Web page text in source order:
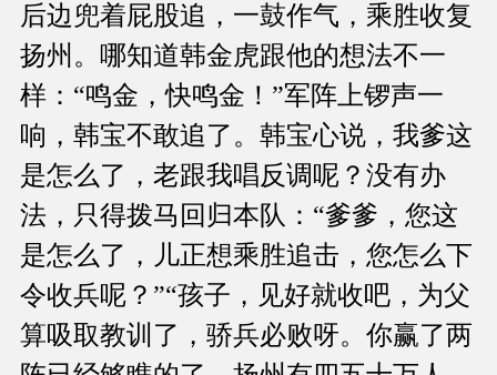
后边兜着屁股追，一鼓作气，乘胜收复
扬州。哪知道韩金虎跟他的想法不一
样：“鸣金，快鸣金！”军阵上锣声一
响，韩宝不敢追了。韩宝心说，我爹这
是怎么了，老跟我唱反调呢？没有办
法，只得拨马回归本队：“爹爹，您这
是怎么了，儿正想乘胜追击，您怎么下
令收兵呢？”“孩子，见好就收吧，为父
算吸取教训了，骄兵必败呀。你赢了两